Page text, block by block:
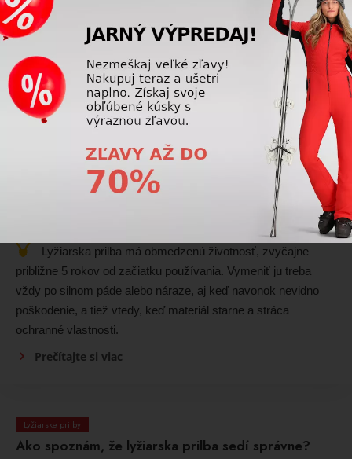
Sú lyžiarske prilby so štítom bezpečné?
Áno, prilby so štítom sú bezpečné, ak majú certifikáciu a
správne sedia. Ponúkajú rovnakú ochranu ako klasické prilby
s okuliarmi.
Prečítajte si viac
Ako dlho vydrží lyžiarska prilba a kedy ju treba
Lyžiarska prilba má obmedzenú životnosť, zvyčajne
približne 5 rokov od začiatku používania. Vymeniť ju treba
vždy po silnom páde alebo náraze, aj keď navonok nevidno
poškodenie, a tiež vtedy, keď materiál starne a stráca
ochranné vlastnosti.
Prečítajte si viac
Lyžiarske prilby
Ako spoznám, že lyžiarska prilba sedí správne?